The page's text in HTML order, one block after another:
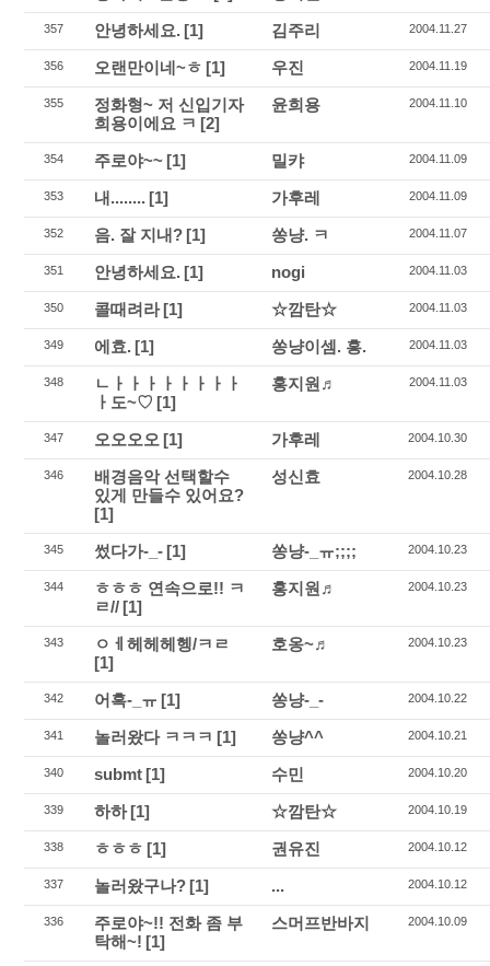
357 안녕하세요. [1] 김주리 2004.11.27
356 오랜만이네~ㅎ [1] 우진 2004.11.19
355
정화형~ 저 신입기자
희용이에요 ㅋ [2]
윤희용 2004.11.10
354 주로야~~ [1] 밀캬 2004.11.09
353 내........ [1] 가후레 2004.11.09
352 음. 잘 지내? [1] 쏭냥. ㅋ 2004.11.07
351 안녕하세요. [1] nogi 2004.11.03
350 콜때려라[1] ☆깜탄☆ 2004.11.03
349 에효. [1] 쏭냥이셈. 흥. 2004.11.03
348
ㄴㅏㅏㅏㅏㅏㅏㅏㅏ
ㅏ도~♡ [1]
홍지원♬ 2004.11.03
347 오오오오 [1] 가후레 2004.10.30
346
배경음악 선택할수
있게 만들수 있어요?
[1]
성신효 2004.10.28
345 썼다가-_- [1] 쏭냥-_ㅠ;;;; 2004.10.23
344
ㅎㅎㅎ 연속으로!! ㅋ
ㄹ// [1]
홍지원♬ 2004.10.23
343
ㅇㅔ헤헤헤헹/ㅋㄹ
[1]
호옹~♬ 2004.10.23
342 어흑-_ㅠ [1] 쏭냥-_- 2004.10.22
341 놀러왔다 ㅋㅋㅋ [1] 쏭냥^^ 2004.10.21
340 submt [1] 수민 2004.10.20
339 하하[1] ☆깜탄☆ 2004.10.19
338 ㅎㅎㅎ [1] 권유진 2004.10.12
337 놀러왔구나? [1] ... 2004.10.12
336
주로야~!! 전화 좀 부
탁해~! [1]
스머프반바지 2004.10.09